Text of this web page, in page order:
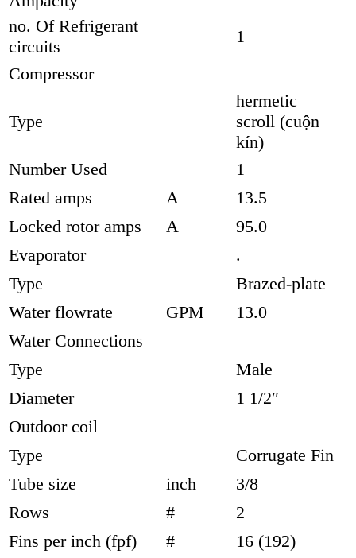
no. Of Refrigerant
circuits
1
Compressor
Type
hermetic
scroll (cuộn
kín)
Number Used
1
Rated amps
A
13.5
Locked rotor amps
A
95.0
Evaporator
.
Type
Brazed-plate
Water flowrate
GPM
13.0
Water Connections
Type
Male
Diameter
1 1/2″
Outdoor coil
Type
Corrugate Fin
Tube size
inch
3/8
Rows
#
2
Fins per inch (fpf)
#
16 (192)